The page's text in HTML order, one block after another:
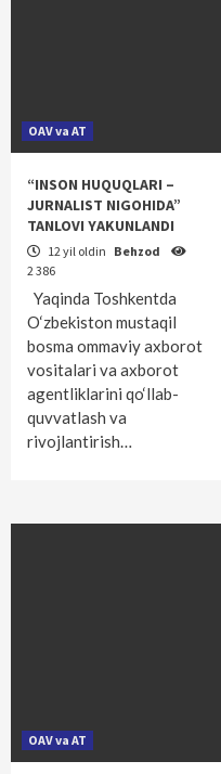
OAV va AT
“INSON HUQUQLARI –
JURNALIST NIGOHIDA”
TANLOVI YAKUNLANDI
12 yil oldin Behzod
2 386
Yaqinda Toshkentda
O‘zbekiston mustaqil
bosma ommaviy axborot
vositalari va axborot
agentliklarini qo‘llab-
quvvatlash va
rivojlantirish…
OAV va AT